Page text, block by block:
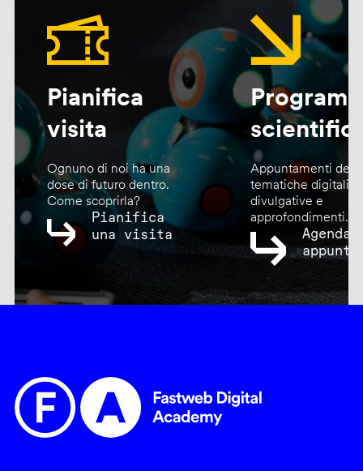
Pianifica
visita
Ognuno di noi ha una
dose di futuro dentro.
Come scoprirla?
Pianifica
una visita
Appuntamenti
tematiche digitali,
divulgative e
approfondimenti.
Agenda